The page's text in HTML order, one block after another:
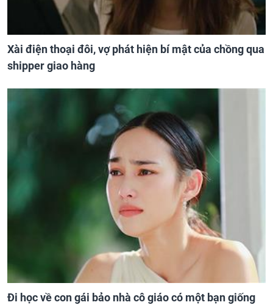
Xài điện thoại đôi, vợ phát hiện bí mật của chồng qua
shipper giao hàng
Đi học về con gái bảo nhà cô giáo có một bạn giống